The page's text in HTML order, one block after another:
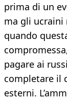
prima di un
ma gli
quando
pagare ai
completare il
esterni.